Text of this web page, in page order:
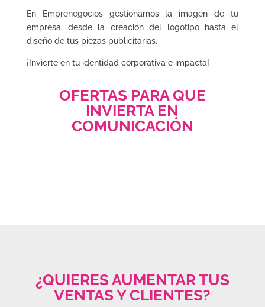
En Emprenegocios gestionamos la imagen de tu
empresa, desde la creación del logotipo hasta el
diseño de tus piezas publicitarias.
¡Invierte en tu identidad corporativa e impacta!
OFERTAS PARA QUE
INVIERTA EN
COMUNICACIÓN
¿QUIERES AUMENTAR TUS
VENTAS Y CLIENTES?